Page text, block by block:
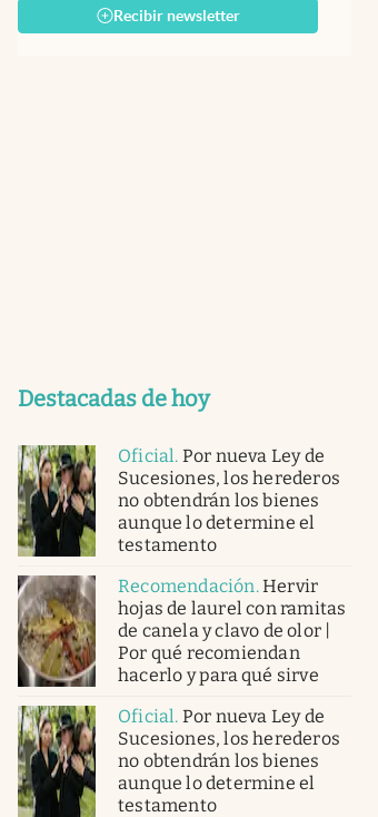
Recibir newsletter
Destacadas de hoy
Oficial. Por nueva Ley de
Sucesiones, los herederos
no obtendrán los bienes
aunque lo determine el
testamento
Recomendación.Hervir
hojas de laurel con ramitas
de canela y clavo de olor |
Por qué recomiendan
hacerlo y para qué sirve
Oficial. Por nueva Ley de
Sucesiones, los herederos
no obtendrán los bienes
aunque lo determine el
testamento